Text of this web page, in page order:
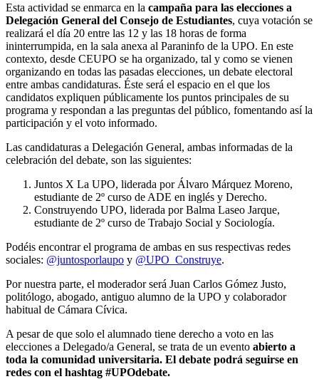
Esta actividad se enmarca en la campaña para las elecciones a
Delegación General del Consejo de Estudiantes, cuya votación se
realizará el día 20 entre las 12 y las 18 horas de forma
ininterrumpida, en la sala anexa al Paraninfo de la UPO. En este
contexto, desde CEUPO se ha organizado, tal y como se vienen
organizando en todas las pasadas elecciones, un debate electoral
entre ambas candidaturas. Éste será el espacio en el que los
candidatos expliquen públicamente los puntos principales de su
programa y respondan a las preguntas del público, fomentando así la
participación y el voto informado.
Las candidaturas a Delegación General, ambas informadas de la
celebración del debate, son las siguientes:
Juntos X La UPO, liderada por Álvaro Márquez Moreno,
estudiante de 2º curso de ADE en inglés y Derecho.
Construyendo UPO, liderada por Balma Laseo Jarque,
estudiante de 2º curso de Trabajo Social y Sociología.
Podéis encontrar el programa de ambas en sus respectivas redes
sociales: @juntosporlaupo y @UPO_Construye.
Por nuestra parte, el moderador será Juan Carlos Gómez Justo,
politólogo, abogado, antiguo alumno de la UPO y colaborador
habitual de Cámara Cívica.
A pesar de que solo el alumnado tiene derecho a voto en las
elecciones a Delegado/a General, se trata de un evento abierto a
toda la comunidad universitaria. El debate podrá seguirse en
redes con el hashtag #UPOdebate.